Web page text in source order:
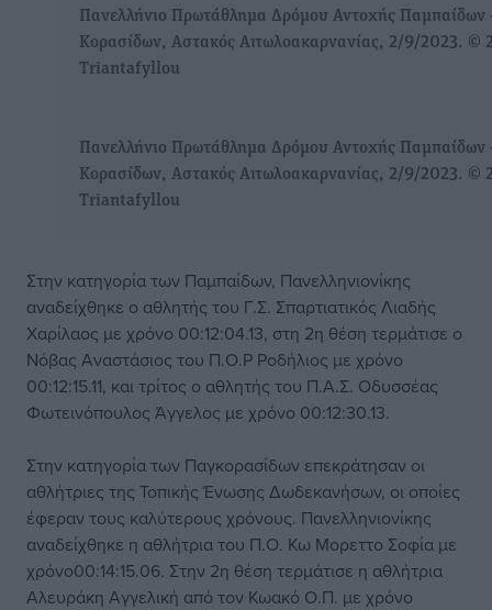
Πανελλήνιο Πρωτάθλημα Δρόμου Αντοχής
Κορασίδων, Αστακός Αιτωλοακαρνανίας, 2/9/2023. ©
Triantafyllou
Πανελλήνιο Πρωτάθλημα Δρόμου Αντοχής
Κορασίδων, Αστακός Αιτωλοακαρνανίας, 2/9/2023. ©
Triantafyllou
Στην κατηγορία των Παμπαίδων, Πανελληνιονίκης
αναδείχθηκε ο αθλητής του Γ.Σ. Σπαρτιατικός Λιαδής
Χαρίλαος με χρόνο 00:12:04.13, στη 2η θέση τερμάτισε ο
Νόβας Αναστάσιος του Π.Ο.Ρ Ροδήλιος με χρόνο
00:12:15.11, και τρίτος ο αθλητής του Π.Α.Σ. Οδυσσέας
Φωτεινόπουλος Άγγελος με χρόνο 00:12:30.13.
Στην κατηγορία των Παγκορασίδων επεκράτησαν οι
αθλήτριες της Τοπικής Ένωσης Δωδεκανήσων, οι οποίες
έφεραν τους καλύτερους χρόνους. Πανελληνιονίκης
αναδείχθηκε η αθλήτρια του Π.Ο. Κω Μορεττο Σοφία με
χρόνο00:14:15.06. Στην 2η θέση τερμάτισε η αθλήτρια
Αλευράκη Αγγελική από τον Κωακό Ο.Π. με χρόνο